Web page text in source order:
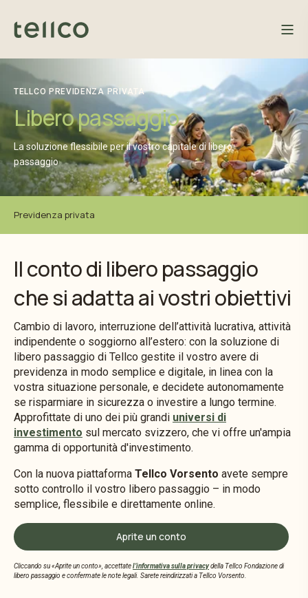
TELLCO PREVIDENZA PRIVATA
Libero passaggio
La soluzione flessibile per il vostro capitale di libero
passaggio
Previdenza privata
Il conto di libero passaggio
che si adatta ai vostri obiettivi
Cambio di lavoro, interruzione dell’attività lucrativa, attività
indipendente o soggiorno all’estero: con la soluzione di
libero passaggio di Tellco gestite il vostro avere di
previdenza in modo semplice e digitale, in linea con la
vostra situazione personale, e decidete autonomamente
se risparmiare in sicurezza o investire a lungo termine.
Approfittate di uno dei più grandi universi di
investimento sul mercato svizzero, che vi offre un'ampia
gamma di opportunità d'investimento.
Con la nuova piattaforma Tellco Vorsento avete sempre
sotto controllo il vostro libero passaggio – in modo
semplice, flessibile e direttamente online.
Aprite un conto
Cliccando su «Aprite un conto», accettatel’informativa sulla privacydella Tellco Fondazione di
libero passaggio e confermate le note legali. Sarete reindirizzati a Tellco Vorsento.